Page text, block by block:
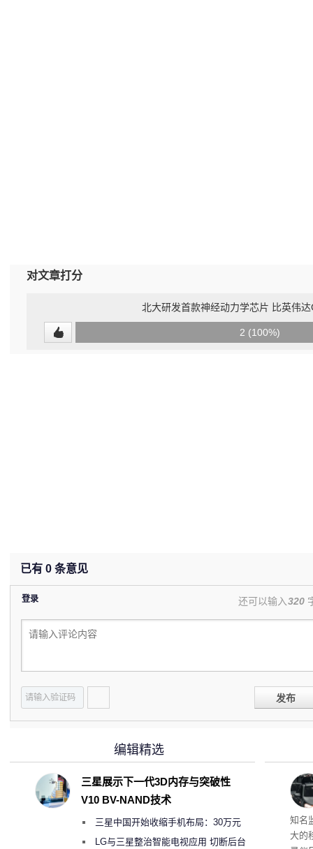
对文章打分
北大研发首款神经动力学芯片 比英伟
2 (100%)
已有 0 条意见
登录 还可以输入320
发布
移
知名
大的
编辑精选
三星展示下一代3D内存与突破性
V10 BV-NAND技术
三星中国开始收缩手机布局：30万元
月销售额不达标门店 将被逐步清退
LG与三星整治智能电视应用 切断后台